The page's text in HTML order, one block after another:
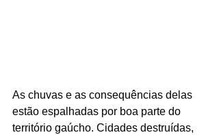
As chuvas e as consequências delas
estão espalhadas por boa parte do
território gaúcho. Cidades destruídas,